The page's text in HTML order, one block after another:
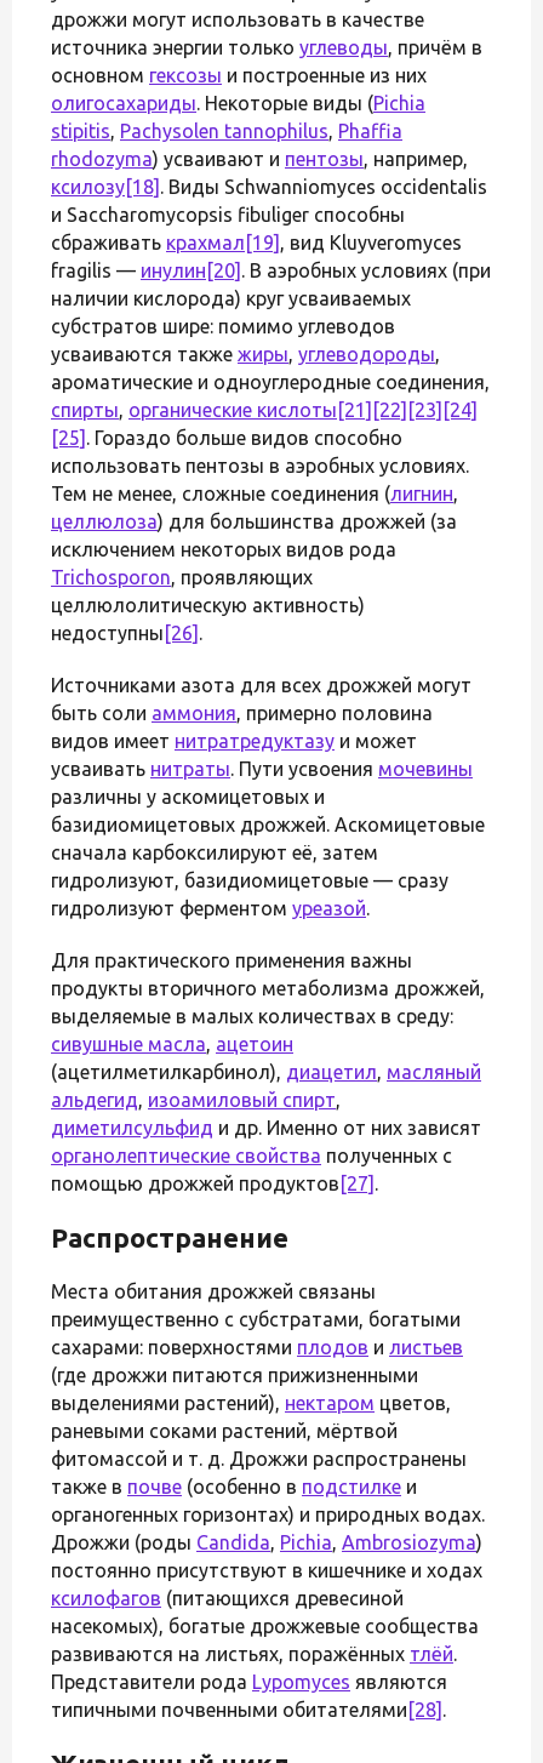
дрожжи могут использовать в качестве
источника энергии только углеводы, причём в
основном гексозы и построенные из них
олигосахариды. Некоторые виды (Pichia
stipitis, Pachysolen tannophilus, Phaffia
rhodozyma) усваивают и пентозы, например,
ксилозу[18] . Виды Schwanniomyces occidentalis
и Saccharomycopsis fibuliger способны
сбраживать крахмал [19] , вид Kluyveromyces
fragilis — инулин [20] . В аэробных условиях (при
наличии кислорода) круг усваиваемых
субстратов шире: помимо углеводов
усваиваются также жиры, углеводороды,
ароматические и одноуглеродные соединения,
спирты, органические кислоты [21] [22] [23] [24]
[25] . Гораздо больше видов способно
использовать пентозы в аэробных условиях.
Тем не менее, сложные соединения (лигнин,
целлюлоза) для большинства дрожжей (за
исключением некоторых видов рода
Trichosporon, проявляющих
целлюлолитическую активность)
недоступны [26] .
Источниками азота для всех дрожжей могут
быть соли аммония, примерно половина
видов имеет нитратредуктазу и может
усваивать нитраты. Пути усвоения мочевины
различны у аскомицетовых и
базидиомицетовых дрожжей. Аскомицетовые
сначала карбоксилируют её, затем
гидролизуют, базидиомицетовые — сразу
гидролизуют ферментом уреазой.
Для практического применения важны
продукты вторичного метаболизма дрожжей,
выделяемые в малых количествах в среду:
сивушные масла, ацетоин
(ацетилметилкарбинол), диацетил, масляный
альдегид, изоамиловый спирт,
диметилсульфид и др. Именно от них зависят
органолептические свойства полученных с
помощью дрожжей продуктов [27] .
Распространение
Места обитания дрожжей связаны
преимущественно с субстратами, богатыми
сахарами: поверхностями плодов и листьев
(где дрожжи питаются прижизненными
выделениями растений), нектаром цветов,
раневыми соками растений, мёртвой
фитомассой и т. д. Дрожжи распространены
также в почве (особенно в подстилке и
органогенных горизонтах) и природных водах.
Дрожжи (роды Candida, Pichia, Ambrosiozyma)
постоянно присутствуют в кишечнике и ходах
ксилофагов (питающихся древесиной
насекомых), богатые дрожжевые сообщества
развиваются на листьях, поражённых тлёй.
Представители рода Lypomyces являются
типичными почвенными обитателями [28] .